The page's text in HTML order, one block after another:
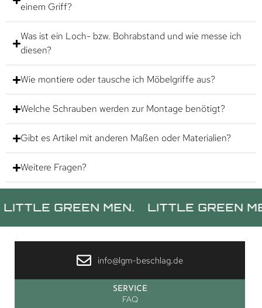
einem Griff?
Was ist ein Loch- bzw. Bohrabstand und wie messe ich
diesen?
Wie montiere oder tausche ich Möbelgriffe aus?
Welche Schrauben werden zur Montage benötigt?
Gibt es Artikel mit anderen Maßen oder Materialien?
Weitere Fragen?
GREEN MEN. LITTLE GREEN MEN.
info@lgm-beschlag.de
SERVICE
FAQ